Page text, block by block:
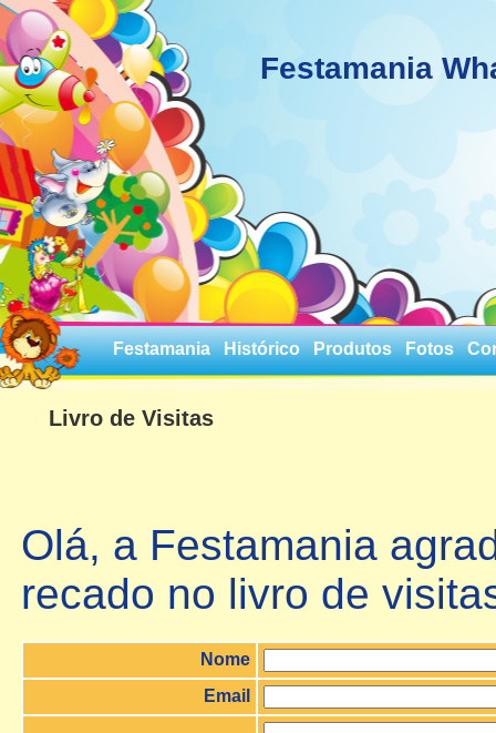
Festamania
Festamania Histórico Produtos Fotos
Livro de Visitas
Olá, a Festamania
recado no livro de
Nome
Email